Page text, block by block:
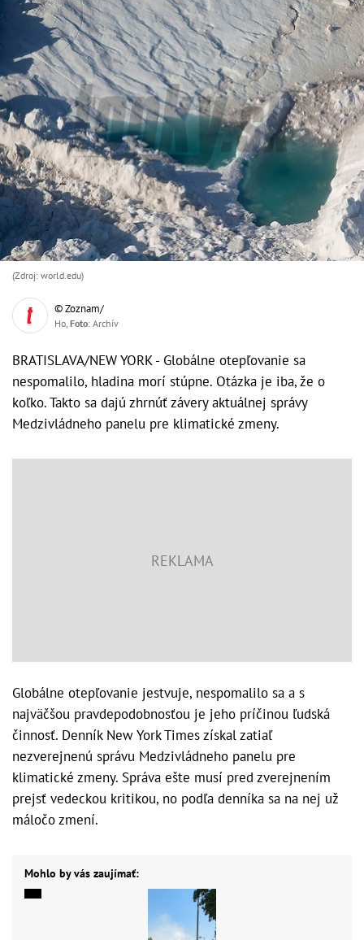
(Zdroj: world.edu)
© Zoznam/
Ho, Foto: Archív
BRATISLAVA/NEW YORK - Globálne otepľovanie sa
nespomalilo, hladina morí stúpne. Otázka je iba, že o
koľko. Takto sa dajú zhrnúť závery aktuálnej správy
Medzivládneho panelu pre klimatické zmeny.
Globálne otepľovanie jestvuje, nespomalilo sa a s
najväčšou pravdepodobnosťou je jeho príčinou ľudská
činnosť. Denník New York Times získal zatiaľ
nezverejnenú správu Medzivládneho panelu pre
klimatické zmeny. Správa ešte musí pred zverejnením
prejsť vedeckou kritikou, no podľa denníka sa na nej už
máločo zmení.
Mohlo by vás zaujímať: